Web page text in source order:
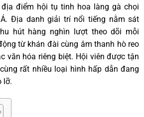
điểm hội tụ tinh hoa làng gà chọi
Địa danh giải trí nổi tiếng nằm sát
hút hàng nghìn lượt theo dõi mỗi
từ khán đài cùng âm thanh hò reo
văn hóa riêng biệt. Hội viên được tận
cùng rất nhiều loại hình hấp dẫn đang
lỡ.